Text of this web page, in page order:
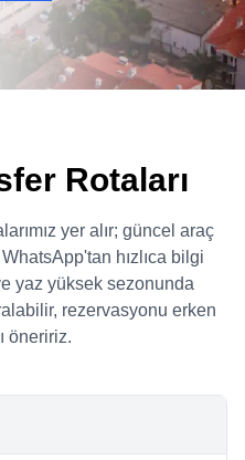
Rotaları
yer alır; güncel araç
hızlıca bilgi
yaz yüksek sezonunda
rezervasyonu erken
öneririz.